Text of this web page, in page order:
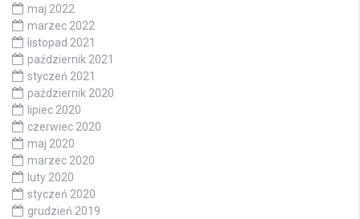
maj 2022
marzec 2022
listopad 2021
październik 2021
styczeń 2021
październik 2020
lipiec 2020
czerwiec 2020
maj 2020
marzec 2020
luty 2020
styczeń 2020
grudzień 2019